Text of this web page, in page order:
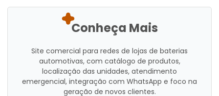
Conheça Mais
Site comercial para redes de lojas de baterias
automotivas, com catálogo de produtos,
localização das unidades, atendimento
emergencial, integração com WhatsApp e foco na
geração de novos clientes.